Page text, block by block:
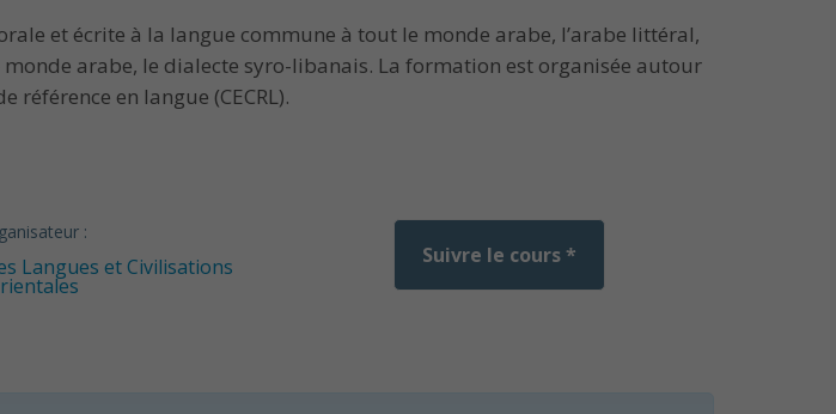
et écrite à la langue commune à tout le monde arabe, l’arabe littéral,
arabe, le dialecte syro-libanais. La formation est organisée autour
en langue (CECRL).
:
Langues et Civilisations Suivre le cours *